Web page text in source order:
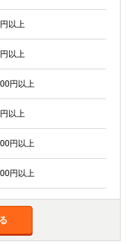
以上
以上
円以上
以上
円以上
円以上